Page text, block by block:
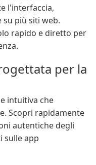
l'interfaccia,
più siti web.
rapido e diretto per
per la
intuitiva che
Scopri rapidamente
autentiche degli
sulle app